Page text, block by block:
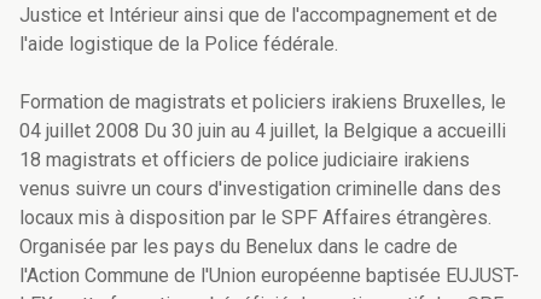
Justice et Intérieur ainsi que de l'accompagnement et de
l'aide logistique de la Police fédérale.
Formation de magistrats et policiers irakiens Bruxelles, le
04 juillet 2008 Du 30 juin au 4 juillet, la Belgique a accueilli
18 magistrats et officiers de police judiciaire irakiens
venus suivre un cours d'investigation criminelle dans des
locaux mis à disposition par le SPF Affaires étrangères.
Organisée par les pays du Benelux dans le cadre de
l'Action Commune de l'Union européenne baptisée EUJUST-